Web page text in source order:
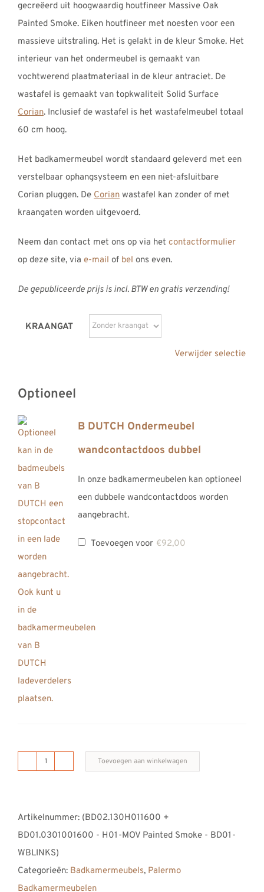
gecreëerd uit hoogwaardig houtfineer Massive Oak
Painted Smoke. Eiken houtfineer met noesten voor een
massieve uitstraling. Het is gelakt in de kleur Smoke. Het
interieur van het ondermeubel is gemaakt van
vochtwerend plaatmateriaal in de kleur antraciet. De
wastafel is gemaakt van topkwaliteit Solid Surface
Corian. Inclusief de wastafel is het wastafelmeubel totaal
60 cm hoog.
Het badkamermeubel wordt standaard geleverd met een
verstelbaar ophangsysteem en een niet-afsluitbare
Corian pluggen. De Corian wastafel kan zonder of met
kraangaten worden uitgevoerd.
Neem dan contact met ons op via het contactformulier
op deze site, via e-mail of bel ons even.
De gepubliceerde prijs is incl. BTW en gratis verzending!
KRAANGAT
Verwijder selectie
Optioneel
B DUTCH Ondermeubel
wandcontactdoos dubbel
In onze badkamermeubelen kan optioneel
een dubbele wandcontactdoos worden
aangebracht.
Toevoegen voor €92,00
B
Badkamermeubel
1600,
160
cm,
Toevoegen aan winkelwagen
Artikelnummer: (BD02.130H011600 +
BD01.0301001600 - H01-MOV Painted Smoke - BD01-
WBLINKS)
Categorieën: Badkamermeubels, Palermo
Badkamermeubelen